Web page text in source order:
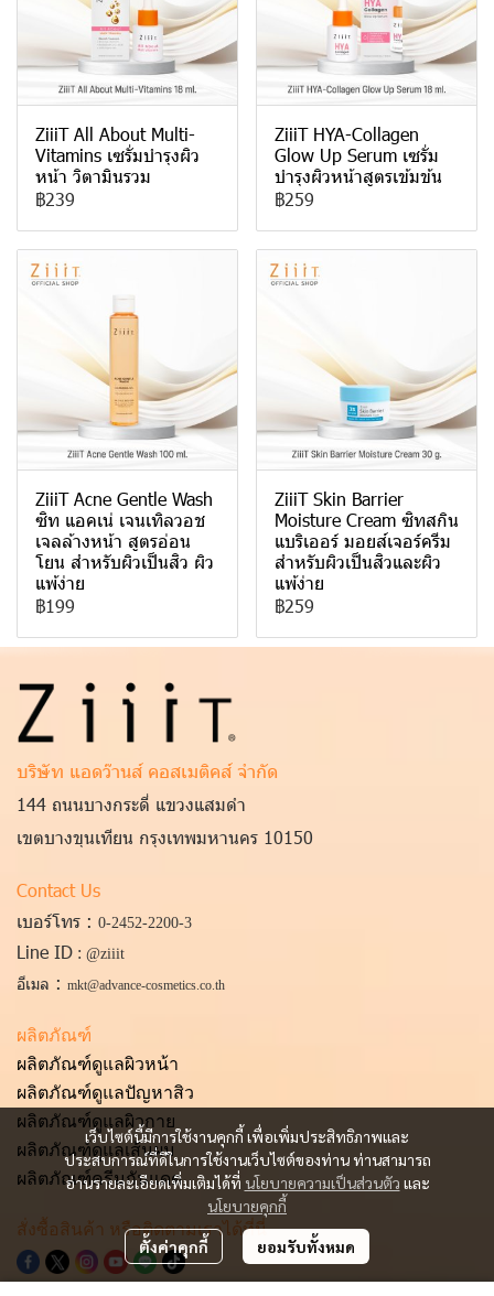
ZiiiT All About Multi-
Vitamins เซรั่มบำรุงผิว
หน้า วิตามินรวม
฿239
ZiiiT HYA-Collagen
Glow Up Serum เซรั่ม
บำรุงผิวหน้าสูตรเข้มข้น
฿259
ZiiiT Acne Gentle Wash
ซิท แอคเน่ เจนเทิลวอช
เจลล้างหน้า สูตรอ่อน
โยน สำหรับผิวเป็นสิว ผิว
แพ้ง่าย
฿199
ZiiiT Skin Barrier
Moisture Cream ซิทสกิน
แบริเออร์ มอยส์เจอร์ครีม
สำหรับผิวเป็นสิวและผิว
แพ้ง่าย
฿259
เว็บไซต์นี้มีการใช้งานคุกกี้ เพื่อเพิ่มประสิทธิภาพและ
ประสบการณ์ที่ดีในการใช้งานเว็บไซต์ของท่าน ท่านสามารถ
อ่านรายละเอียดเพิ่มเติมได้ที่ นโยบายความเป็นส่วนตัว และ
นโยบายคุกกี้
ตั้งค่าคุกกี้ ยอมรับทั้งหมด
บริษัท แอดว๊านส์ คอสเมติคส์ จำกัด
144 ถนนบางกระดี่ แขวงแสมดำ
เขตบางขุนเทียน กรุงเทพมหานคร 10150
Contact Us
เบอร์โทร : 0-2452-2200-3
Line ID : @ziiit
อีเมล : mkt@advance-cosmetics.co.th
ผลิตภัณฑ์
ผลิตภัณฑ์ดูแลผิวหน้า
ผลิตภัณฑ์ดูแลปัญหาสิว
ผลิตภัณฑ์ดูแลผิวกาย
ผลิตภัณฑ์ดูแลเส้นผม
ผลิตภัณฑ์ครีมกันแดด
สั่งซื้อสินค้า หรือติดตามเราได้ที่นี่